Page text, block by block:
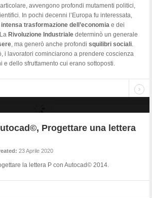
avvengono profondi mutamenti politici,
In pochi decenni l’Europa fu interessata,
intensa trasformazione dell’economia e dei
Rivoluzione Industriale determinò un generale
, ma generò anche profondi squilibri sociali.
i lavoratori cominciarono a prendere coscienza
e dello sfruttamento cui erano sottoposti.
Progettare una lettera
23 Aprile 2020
la lettera P con Autocad© 2014.